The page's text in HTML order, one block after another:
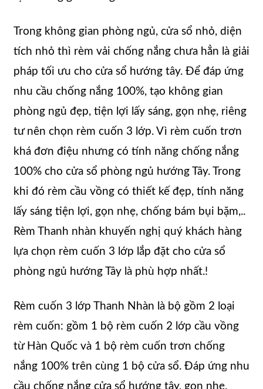
Trong không gian phòng ngủ, cửa sổ nhỏ, diện
tích nhỏ thì rèm vải chống nắng chưa hẳn là giải
pháp tối ưu cho cửa sổ hướng tây. Để đáp ứng
nhu cầu chống nắng 100%, tạo không gian
phòng ngủ đẹp, tiện lợi lấy sáng, gọn nhẹ, riêng
tư nên chọn rèm cuốn 3 lớp. Vì rèm cuốn trơn
khá đơn điệu nhưng có tính năng chống nắng
100% cho cửa sổ phòng ngủ hướng Tây. Trong
khi đó rèm cầu vồng có thiết kế đẹp, tính năng
lấy sáng tiện lợi, gọn nhẹ, chống bám bụi bặm,..
Rèm Thanh nhàn khuyến nghị quý khách hàng
lựa chọn rèm cuốn 3 lớp lắp đặt cho cửa sổ
phòng ngủ hướng Tây là phù hợp nhất.!
Rèm cuốn 3 lớp Thanh Nhàn là bộ gồm 2 loại
rèm cuốn: gồm 1 bộ rèm cuốn 2 lớp cầu vồng
từ Hàn Quốc và 1 bộ rèm cuốn trơn chống
nắng 100% trên cùng 1 bộ cửa sổ. Đáp ứng nhu
cầu chống nắng cửa sổ hướng tây, gọn nhẹ,